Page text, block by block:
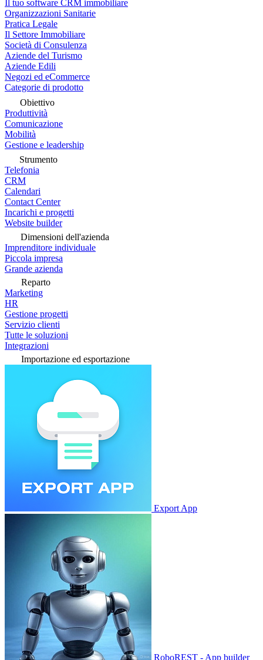
Il tuo software CRM immobiliare
Organizzazioni Sanitarie
Pratica Legale
Il Settore Immobiliare
Società di Consulenza
Aziende del Turismo
Aziende Edili
Negozi ed eCommerce
Categorie di prodotto
Obiettivo
Produttività
Comunicazione
Mobilità
Gestione e leadership
Strumento
Telefonia
CRM
Calendari
Contact Center
Incarichi e progetti
Website builder
Dimensioni dell'azienda
Imprenditore individuale
Piccola impresa
Grande azienda
Reparto
Marketing
HR
Gestione progetti
Servizio clienti
Tutte le soluzioni
Integrazioni
Importazione ed esportazione
Export App
RoboREST - App builder